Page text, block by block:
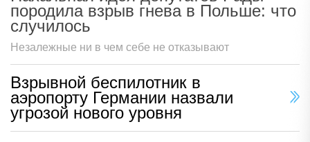
породила взрыв гнева в Польше: что
случилось
Незалежные ни в чем себе не отказывают
Взрывной беспилотник в
аэропорту Германии назвали
угрозой нового уровня